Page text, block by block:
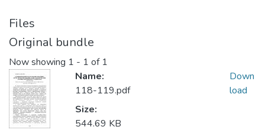
Files
Original bundle
Now showing 1 - 1 of 1
Name:
118-119.pdf
Size:
544.69 KB
Down
load